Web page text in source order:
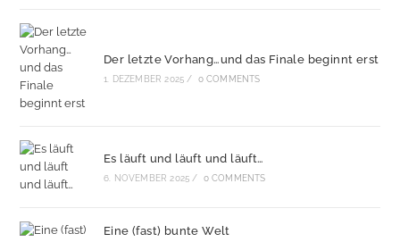
Der letzte Vorhang…und das Finale beginnt erst
1. DEZEMBER 2025 / 0 COMMENTS
Es läuft und läuft und läuft…
6. NOVEMBER 2025 / 0 COMMENTS
Eine (fast) bunte Welt